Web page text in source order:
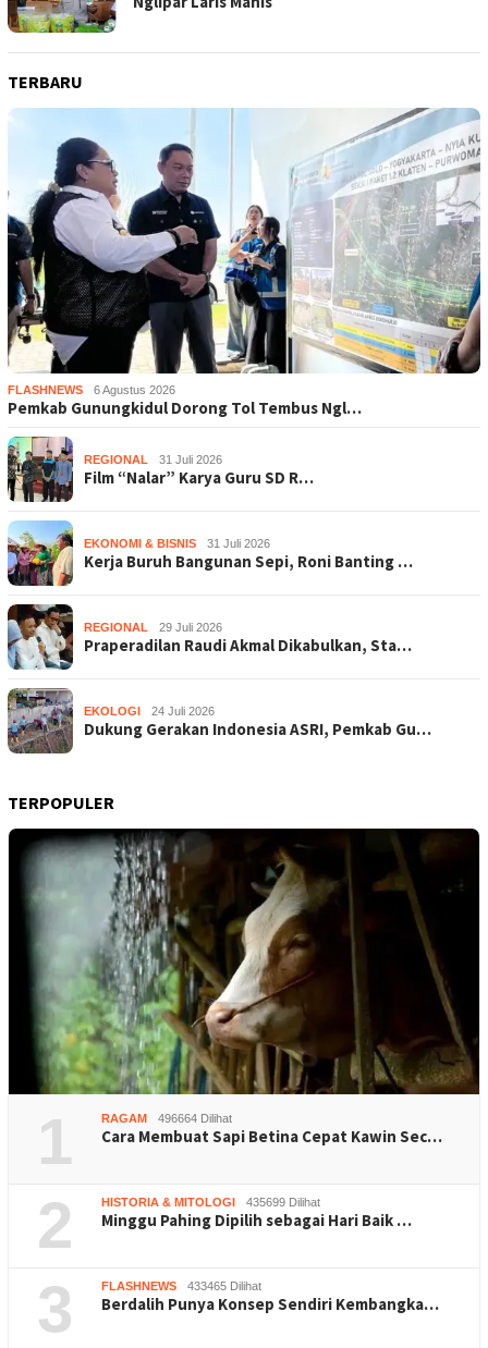
TERBARU
FLASHNEWS 6 Agustus 2026
Pemkab Gunungkidul Dorong Tol Tembus Ngl…
REGIONAL 31 Juli 2026
Film “Nalar” Karya Guru SD R…
EKONOMI & BISNIS 31 Juli 2026
Kerja Buruh Bangunan Sepi, Roni Banting …
REGIONAL 29 Juli 2026
Praperadilan Raudi Akmal Dikabulkan, Sta…
EKOLOGI 24 Juli 2026
Dukung Gerakan Indonesia ASRI, Pemkab Gu…
TERPOPULER
1 RAGAM 496664 Dilihat
Cara Membuat Sapi Betina Cepat Kawin Sec…
2 HISTORIA & MITOLOGI 435699 Dilihat
Minggu Pahing Dipilih sebagai Hari Baik …
3 FLASHNEWS 433465 Dilihat
Berdalih Punya Konsep Sendiri Kembangka…